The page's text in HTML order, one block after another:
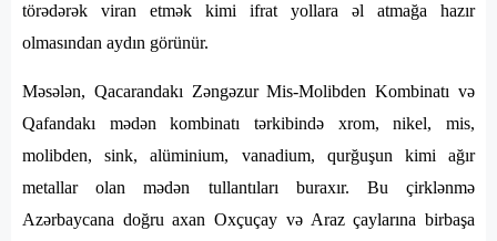
törədərək viran etmək kimi ifrat yollara əl atmağa hazır
olmasından aydın görünür.
Məsələn, Qacarandakı Zəngəzur Mis-Molibden Kombinatı və
Qafandakı mədən kombinatı tərkibində xrom, nikel, mis,
molibden, sink, alüminium, vanadium, qurğuşun kimi ağır
metallar olan mədən tullantıları buraxır. Bu çirklənmə
Azərbaycana doğru axan Oxçuçay və Araz çaylarına birbaşa